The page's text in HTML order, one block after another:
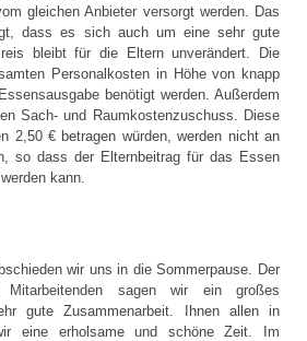
gleichen Anbieter versorgt werden. Das
dass es sich auch um eine sehr gute
bleibt für die Eltern unverändert. Die
Personalkosten in Höhe von knapp
benötigt werden. Außerdem
Sach- und Raumkostenzuschuss. Diese
2,50 € betragen würden, werden nicht an
so dass der Elternbeitrag für das Essen
kann.
wir uns in die Sommerpause. Der
Mitarbeitenden sagen wir ein großes
gute Zusammenarbeit. Ihnen allen in
eine erholsame und schöne Zeit. Im